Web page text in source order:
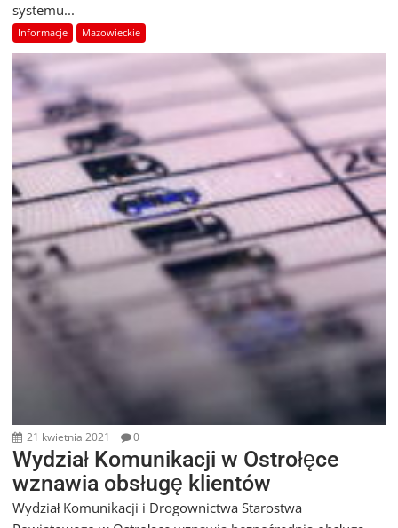
systemu...
Informacje Mazowieckie
21 kwietnia 2021 0
Wydział Komunikacji w Ostrołęce
wznawia obsługę klientów
Wydział Komunikacji i Drogownictwa Starostwa